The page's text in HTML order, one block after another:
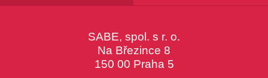
SABE, spol. s r. o.
Na Březince 8
150 00 Praha 5